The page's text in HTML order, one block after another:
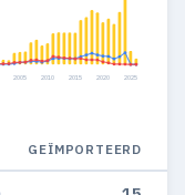
2005 2010 2015 2020 2025
GEÏMPORTEERD